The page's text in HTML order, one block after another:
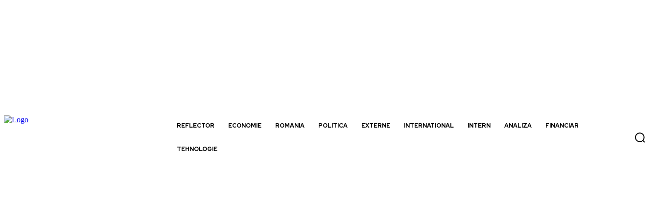
REFLECTOR ECONOMIE ROMANIA POLITICA EXTERNE INTERNATIONAL INTERN ANALIZA FINANCIAR
TEHNOLOGIE